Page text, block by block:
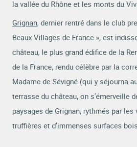
la vallée du Rhône et les monts du
Grignan, dernier rentré dans le club
Beaux Villages de France », est
château, le plus grand édifice de la
de la France, rendu célèbre par la
Madame de Sévigné (qui y séjourna
terrasse du château, on s’émerveille
paysages de Grignan, rythmés par les
truffières et d’immenses surfaces